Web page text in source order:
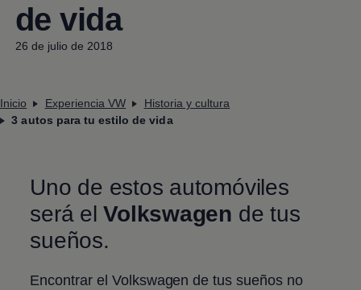
de vida
26 de julio de 2018
Inicio Experiencia VW
Historia y cultura
3 autos para tu estilo de vida
Uno de estos automóviles
será elVolkswagen de tus
sueños.
Encontrar el Volkswagen de tus sueños no